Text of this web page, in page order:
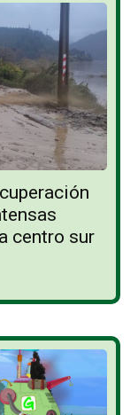
centro sur